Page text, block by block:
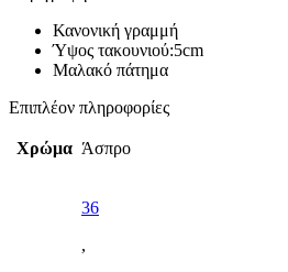
Κανονική γραμμή
Ύψος τακουνιού:5cm
Μαλακό πάτημα
Επιπλέον πληροφορίες
Χρώμα Άσπρο
36
,